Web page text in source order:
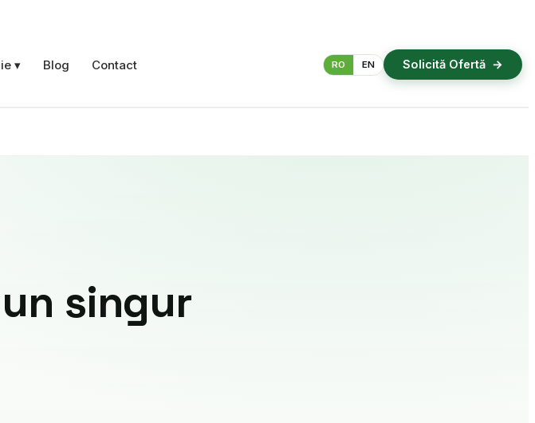
▾ Blog Contact RO EN Solicită Ofertă
singur